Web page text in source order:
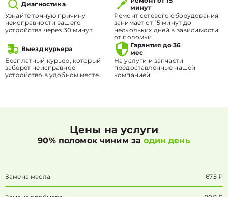
Диагностика
Узнайте точную причину
неисправности вашего
устройства через 30 минут
минут
Ремонт сетевого оборудования
занимает от 15 минут до
нескольких дней в зависимости
от поломки
Выезд курьера
Бесплатный курьер, который
заберет неисправное
устройство в удобном месте.
Гарантия до 36
мес
На услуги и запчасти
предоставленные нашей
компанией
Цены на услуги
90% поломок чиним заодин день
Замена масла 675 ₽